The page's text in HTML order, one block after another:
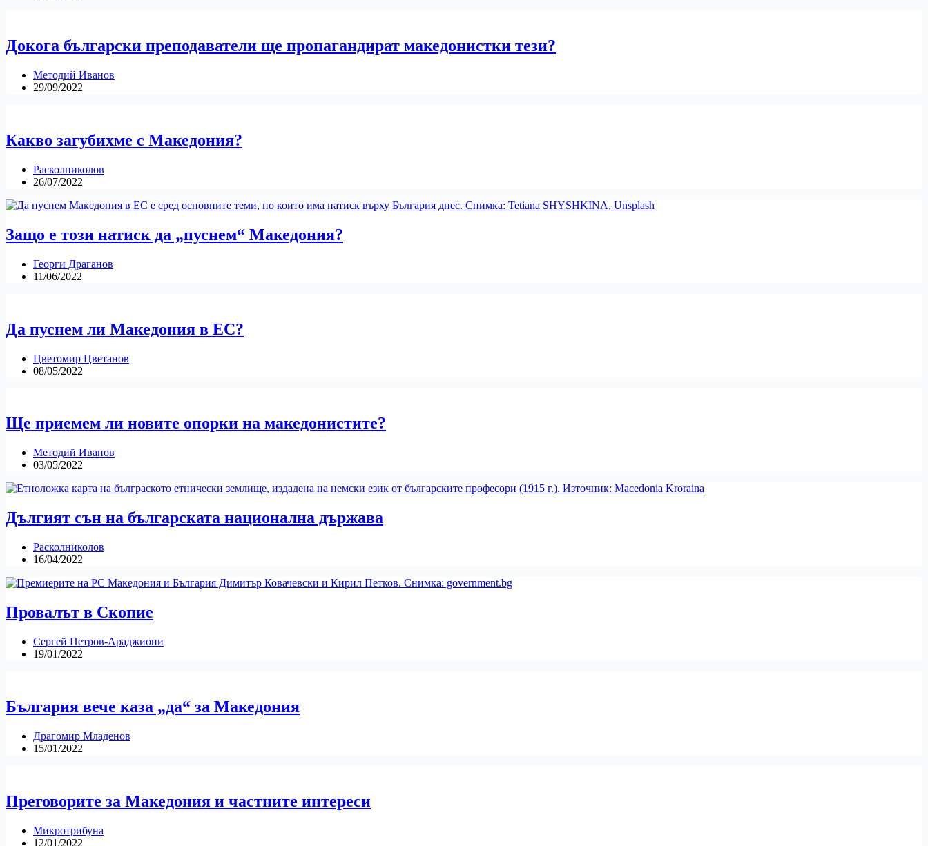
Докога български преподаватели ще пропагандират македонистки тези?
Методий Иванов
29/09/2022
Какво загубихме с Македония?
Расколниколов
26/07/2022
Защо е този натиск да „пуснем“ Македония?
Георги Драганов
11/06/2022
Да пуснем ли Македония в ЕС?
Цветомир Цветанов
08/05/2022
Ще приемем ли новите опорки на македонистите?
Методий Иванов
03/05/2022
Дългият сън на българската национална държава
Расколниколов
16/04/2022
Провалът в Скопие
Сергей Петров-Араджиони
19/01/2022
България вече каза „да“ за Македония
Драгомир Младенов
15/01/2022
Преговорите за Македония и частните интереси
Микротрибуна
12/01/2022